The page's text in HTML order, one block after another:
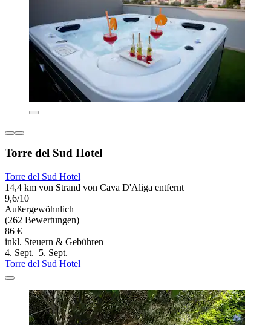
Torre del Sud Hotel
Torre del Sud Hotel
14,4 km von Strand von Cava D'Aliga entfernt
9,6/10
Außergewöhnlich
(262 Bewertungen)
86 €
inkl. Steuern & Gebühren
4. Sept.–5. Sept.
Torre del Sud Hotel